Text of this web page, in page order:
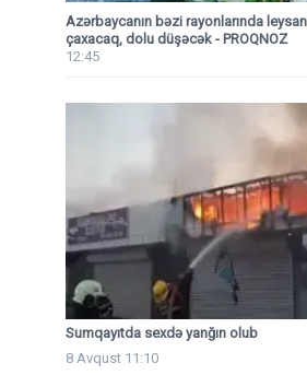
Azərbaycanın bəzi rayonlarında
çaxacaq, dolu düşəcək - PROQNOZ
12:45
Sumqayıtda sexdə yanğın olub
8 Avqust 11:10